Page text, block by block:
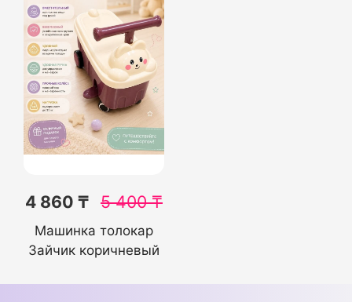
4 860 ₸ 5 400₸
Машинка толокар
Зайчик коричневый